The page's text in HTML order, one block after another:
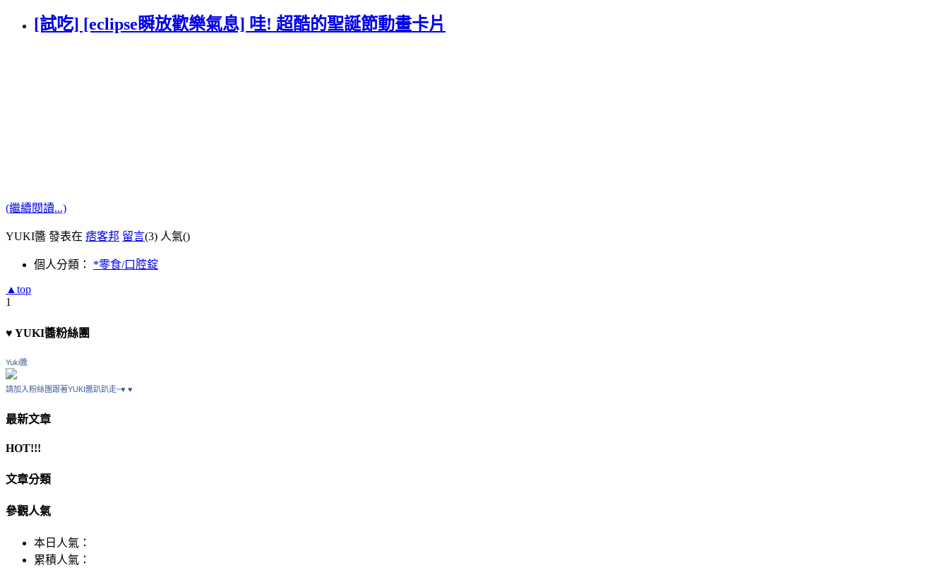
[試吃] [eclipse瞬放歡樂氣息] 哇! 超酷的聖誕節動畫卡片
(繼續閱讀...)
YUKI醬 發表在 痞客邦 留言(3) 人氣()
個人分類： *零食/口腔錠
▲top
1
♥ YUKI醬粉絲團
Yuki醬
請加入粉絲團跟著YUKI醬趴趴走~♥ ♥
最新文章
HOT!!!
文章分類
參觀人氣
本日人氣：
累積人氣：